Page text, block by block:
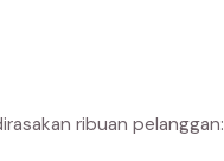
ribuan pelanggan: